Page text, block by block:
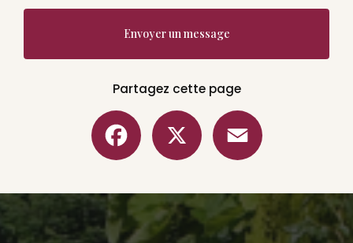
Envoyer un message
Partagez cette page
Facebook